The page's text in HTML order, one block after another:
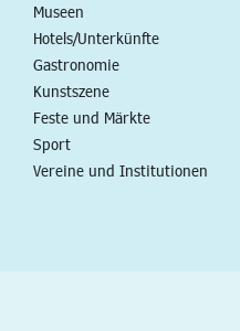
Museen
Hotels/Unterkünfte
Gastronomie
Kunstszene
Feste und Märkte
Sport
Vereine und Institutionen